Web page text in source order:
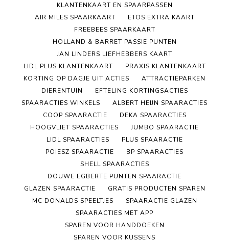
KLANTENKAART EN SPAARPASSEN
AIR MILES SPAARKAART
ETOS EXTRA KAART
FREEBEES SPAARKAART
HOLLAND & BARRET PASSIE PUNTEN
JAN LINDERS LIEFHEBBERS KAART
LIDL PLUS KLANTENKAART
PRAXIS KLANTENKAART
KORTING OP DAGJE UIT ACTIES
ATTRACTIEPARKEN
DIERENTUIN
EFTELING KORTINGSACTIES
SPAARACTIES WINKELS
ALBERT HEIJN SPAARACTIES
COOP SPAARACTIE
DEKA SPAARACTIES
HOOGVLIET SPAARACTIES
JUMBO SPAARACTIE
LIDL SPAARACTIES
PLUS SPAARACTIE
POIESZ SPAARACTIE
BP SPAARACTIES
SHELL SPAARACTIES
DOUWE EGBERTE PUNTEN SPAARACTIE
GLAZEN SPAARACTIE
GRATIS PRODUCTEN SPAREN
MC DONALDS SPEELTJES
SPAARACTIE GLAZEN
SPAARACTIES MET APP
SPAREN VOOR HANDDOEKEN
SPAREN VOOR KUSSENS